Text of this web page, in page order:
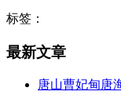
标签：
最新文章
唐山曹妃甸唐